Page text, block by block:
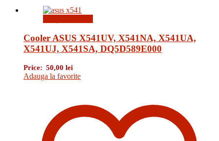
Cooler ASUS X541UV, X541NA, X541UA,
X541UJ, X541SA, DQ5D589E000
Price: 50,00 lei
Adauga la favorite